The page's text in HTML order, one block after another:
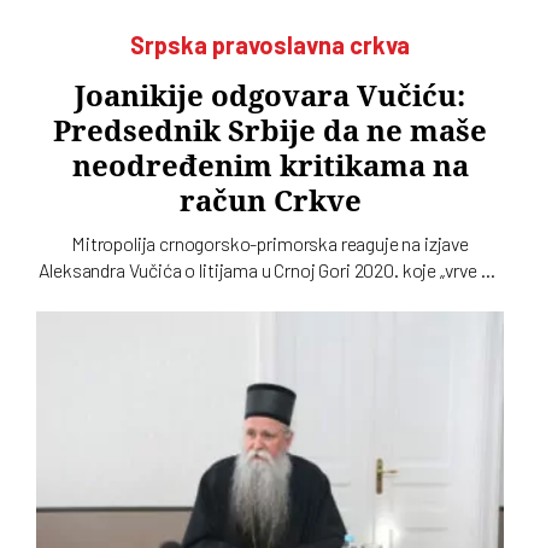
Srpska pravoslavna crkva
Joanikije odgovara Vučiću:
Predsednik Srbije da ne maše
neodređenim kritikama na
račun Crkve
Mitropolija crnogorsko-primorska reaguje na izjave
Aleksandra Vučića o litijama u Crnoj Gori 2020. koje „vrve od